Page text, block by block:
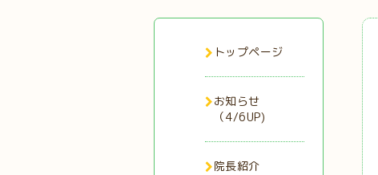
トップページ
お知らせ
（4/6UP)
院長紹介